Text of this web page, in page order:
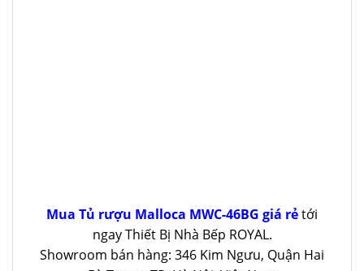
Mua Tủ rượu Malloca MWC-46BG giá rẻtới
ngay Thiết Bị Nhà Bếp ROYAL.
Showroom bán hàng: 346 Kim Ngưu, Quận Hai